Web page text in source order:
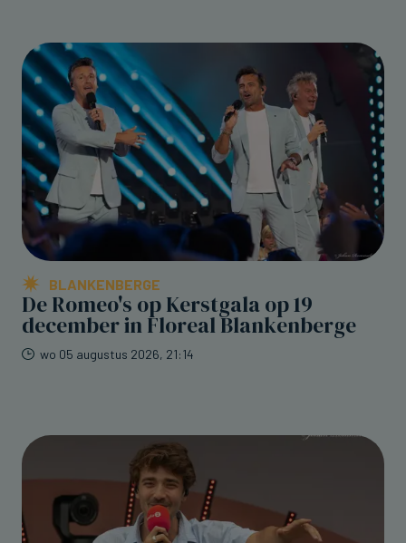
BLANKENBERGE
De Romeo's op Kerstgala op 19
december in Floreal Blankenberge
wo 05 augustus 2026, 21:14